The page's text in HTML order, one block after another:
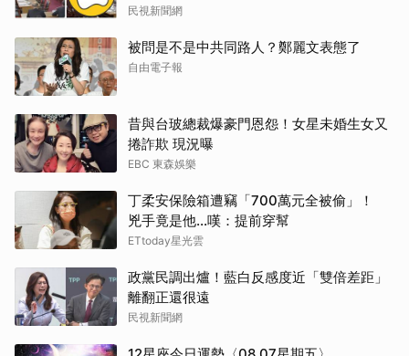
民視新聞網
被問是不是中共同路人？鄭麗文表態了
自由電子報
昔與台玻總裁爆豪門恩怨！女星未婚生女又
捲詐欺 現況曝
EBC 東森娛樂
丁柔安保險箱遭竊「700萬元全被偷」！
兇手竟是他...嘆：提前穿幫
ETtoday星光雲
政黨民調出爐！藍白反感度近「雙倍差距」
離翻正還很遠
民視新聞網